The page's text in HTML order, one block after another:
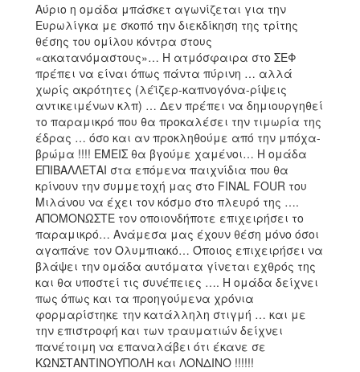
Αύριο η ομάδα μπάσκετ αγωνίζεται για την
Ευρωλίγκα με σκοπό την διεκδίκηση της τρίτης
θέσης του ομίλου κόντρα στους
«ακατανόμαστους»… Η ατμόσφαιρα στο ΣΕΦ
πρέπει να είναι όπως πάντα πύρινη … αλλά
χωρίς ακρότητες (λέϊζερ-καπνογόνα-ρίψεις
αντικειμένων κλπ) … Δεν πρέπει να δημιουργηθεί
το παραμικρό που θα προκαλέσει την τιμωρία της
έδρας … όσο και αν προκληθούμε από την μπόχα-
βρώμα !!!! ΕΜΕΙΣ θα βγούμε χαμένοι… Η ομάδα
ΕΠΙΒΑΛΛΕΤΑΙ στα επόμενα παιχνίδια που θα
κρίνουν την συμμετοχή μας στο FINAL FOUR του
Μιλάνου να έχει τον κόσμο στο πλευρό της ….
ΑΠΟΜΟΝΩΣΤΕ τον οποιονδήποτε επιχειρήσει το
παραμικρό… Ανάμεσα μας έχουν θέση μόνο όσοι
αγαπάνε τον Ολυμπιακό… Όποιος επιχειρήσει να
βλάψει την ομάδα αυτόματα γίνεται εχθρός της
και θα υποστεί τις συνέπειες …. Η ομάδα δείχνει
πως όπως και τα προηγούμενα χρόνια
φορμαρίστηκε την κατάλληλη στιγμή … και με
την επιστροφή και των τραυματιών δείχνει
πανέτοιμη να επαναλάβει ότι έκανε σε
ΚΩΝΣΤΑΝΤΙΝΟΥΠΟΛΗ και ΛΟΝΔΙΝΟ !!!!!!